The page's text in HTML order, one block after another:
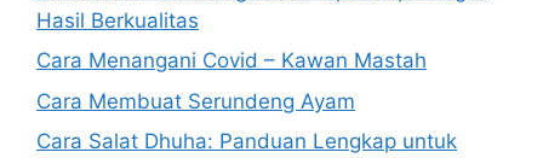
Hasil Berkualitas
Cara Menangani Covid – Kawan Mastah
Cara Membuat Serundeng Ayam
Cara Salat Dhuha: Panduan Lengkap untuk